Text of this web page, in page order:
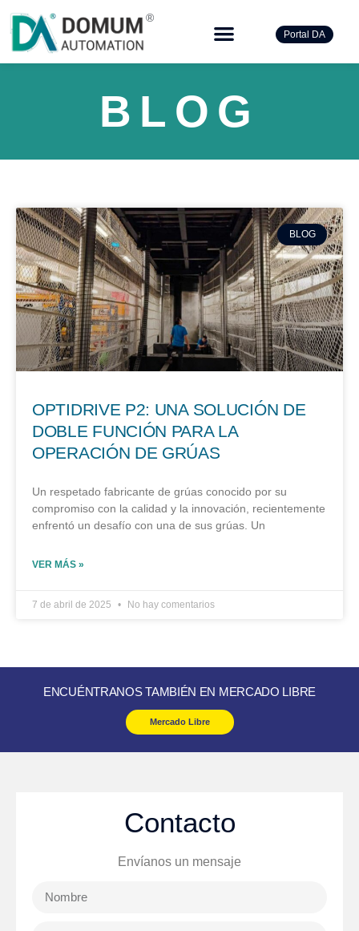
®
Portal DA
BLOG
BLOG
OPTIDRIVE P2: UNA SOLUCIÓN DE
DOBLE FUNCIÓN PARA LA
OPERACIÓN DE GRÚAS
Un respetado fabricante de grúas conocido por su
compromiso con la calidad y la innovación, recientemente
enfrentó un desafío con una de sus grúas. Un
VER MÁS »
7 de abril de 2025 No hay comentarios
ENCUÉNTRANOS TAMBIÉN EN MERCADO LIBRE
Mercado Libre
Contacto
Envíanos un mensaje